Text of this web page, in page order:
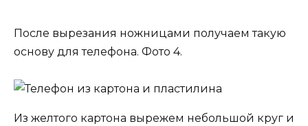
После вырезания ножницами получаем такую
основу для телефона. Фото 4.
Из желтого картона вырежем небольшой круг и